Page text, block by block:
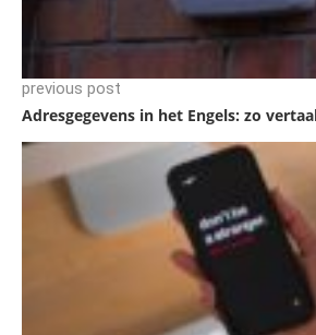
previous post
Adresgegevens in het Engels: zo